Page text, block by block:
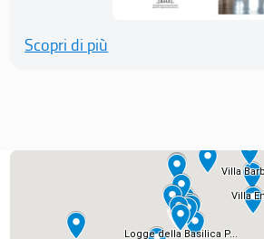
Scopri di più